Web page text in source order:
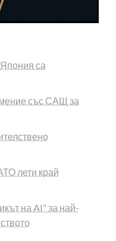
са
със САЩ за
лети край
на AI“ за най-